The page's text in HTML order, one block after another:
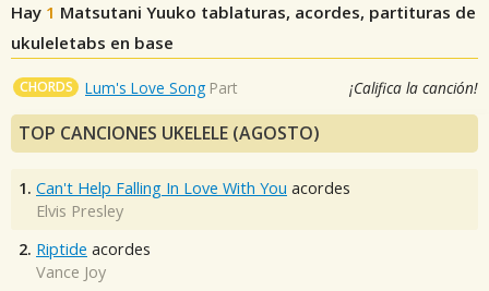
Hay 1 Matsutani Yuuko tablaturas, acordes, partituras de
ukuleletabs en base
CHORDS Lum's Love Song Part ¡Califica la canción!
TOP CANCIONES UKELELE (AGOSTO)
1. Can't Help Falling In Love With You acordes
Elvis Presley
2. Riptide acordes
Vance Joy